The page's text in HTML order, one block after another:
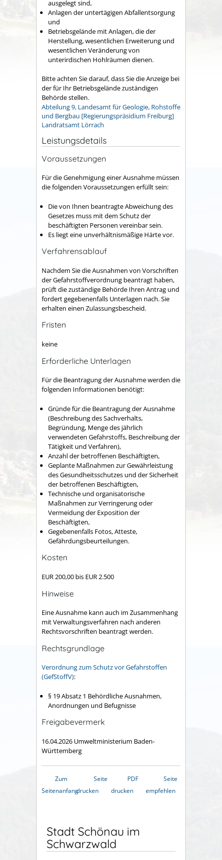
ausgelegt sind,
Anlagen der untertägigen Abfallentsorgung
und
Betriebsgelände mit Anlagen, die der
Herstellung, wesentlichen Erweiterung und
wesentlichen Veränderung von
unterirdischen Hohlräumen dienen.
Bitte achten Sie darauf, dass Sie die Anzeige bei
der für Ihr Betriebsgelände zuständigen
Behörde stellen.
Abteilung 9, Landesamt für Geologie, Rohstoffe
und Bergbau [Regierungspräsidium Freiburg]
Landratsamt Lörrach
Leistungsdetails
Voraussetzungen
Für die Genehmigung einer Ausnahme müssen
die folgenden Voraussetzungen erfüllt sein:
Die von Ihnen beantragte Abweichung des
Gesetzes muss mit dem Schutz der
beschäftigten Personen vereinbar sein.
Es liegt eine unverhältnismäßige Härte vor.
Verfahrensablauf
Nachdem Sie die Ausnahmen von Vorschriften
der Gefahrstoffverordnung beantragt haben,
prüft die zuständige Behörde Ihren Antrag und
fordert gegebenenfalls Unterlagen nach. Sie
erhalten einen Zulassungsbescheid.
Fristen
keine
Erforderliche Unterlagen
Für die Beantragung der Ausnahme werden die
folgenden Informationen benötigt:
Gründe für die Beantragung der Ausnahme
(Beschreibung des Sachverhalts,
Begründung, Menge des jährlich
verwendeten Gefahrstoffs, Beschreibung der
Tätigkeit und Verfahren),
Anzahl der betroffenen Beschäftigten,
Geplante Maßnahmen zur Gewährleistung
des Gesundheitsschutzes und der Sicherheit
der betroffenen Beschäftigten,
Technische und organisatorische
Maßnahmen zur Verringerung oder
Vermeidung der Exposition der
Beschäftigten,
Gegebenenfalls Fotos, Atteste,
Gefährdungsbeurteilungen.
Kosten
EUR 200,00 bis EUR 2.500
Hinweise
Eine Ausnahme kann auch im Zusammenhang
mit Verwaltungsverfahren nach anderen
Rechtsvorschriften beantragt werden.
Rechtsgrundlage
Verordnung zum Schutz vor Gefahrstoffen
(GefStoffV):
§ 19 Absatz 1 Behördliche Ausnahmen,
Anordnungen und Befugnisse
Freigabevermerk
16.04.2026 Umweltministerium Baden-
Württemberg
Zum
Seitenanfang
Seite
drucken
PDF
drucken
Seite
empfehlen
Stadt Schönau im
Schwarzwald